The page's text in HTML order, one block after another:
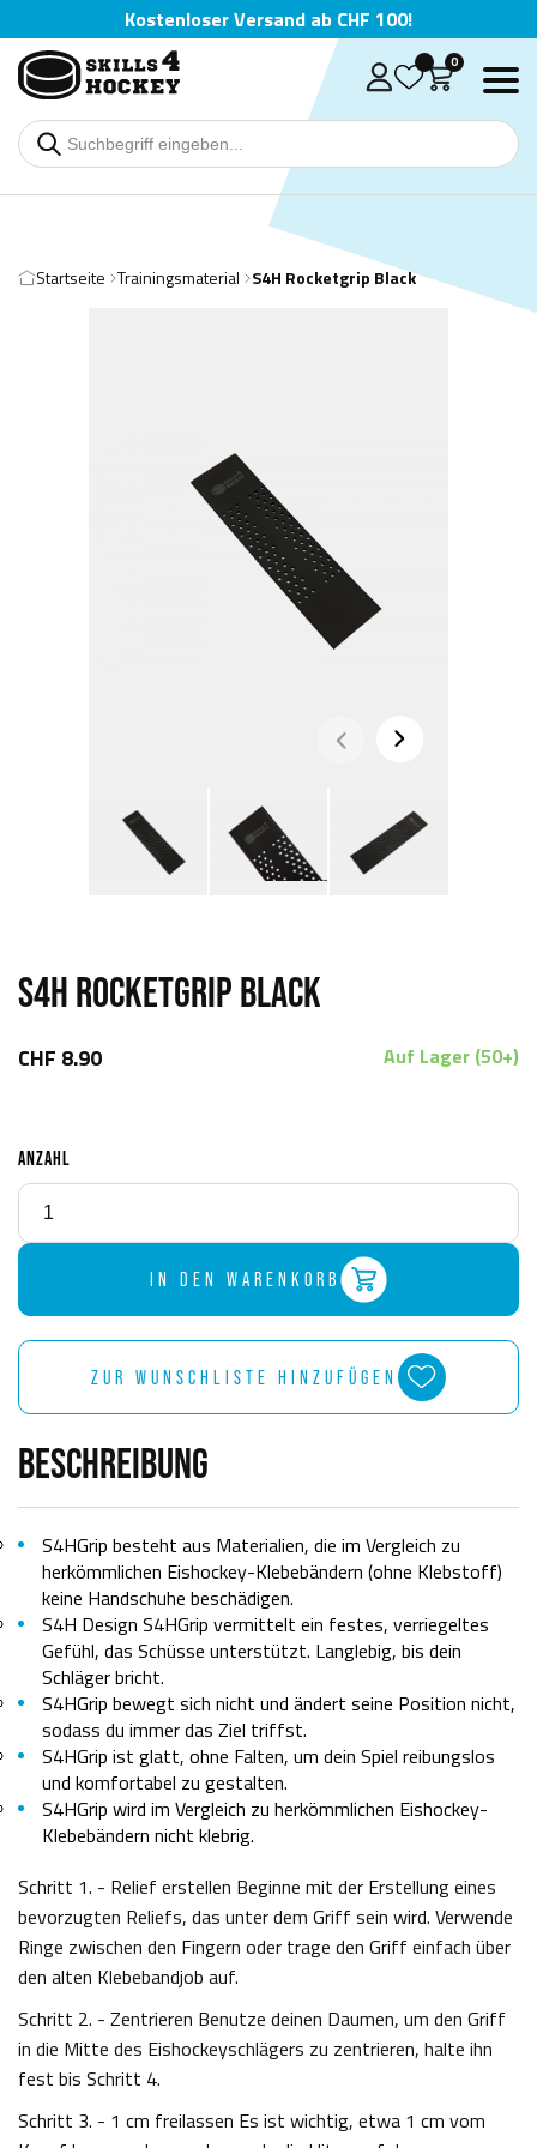
Kostenloser Versand ab CHF 100!
English
Čeština
0
Startseite Trainingsmaterial S4H Rocketgrip Black
S4H ROCKETGRIP BLACK
CHF 8.90 Auf Lager (50+)
ANZAHL
IN DEN WARENKORB
ZUR WUNSCHLISTE HINZUFÜGEN
BESCHREIBUNG
S4HGrip besteht aus Materialien, die im Vergleich zu
herkömmlichen Eishockey-Klebebändern (ohne Klebstoff)
keine Handschuhe beschädigen.
S4H Design S4HGrip vermittelt ein festes, verriegeltes
Gefühl, das Schüsse unterstützt. Langlebig, bis dein
Schläger bricht.
S4HGrip bewegt sich nicht und ändert seine Position nicht,
sodass du immer das Ziel triffst.
S4HGrip ist glatt, ohne Falten, um dein Spiel reibungslos
und komfortabel zu gestalten.
S4HGrip wird im Vergleich zu herkömmlichen Eishockey-
Klebebändern nicht klebrig.
Schritt 1. - Relief erstellen Beginne mit der Erstellung eines
bevorzugten Reliefs, das unter dem Griff sein wird. Verwende
Ringe zwischen den Fingern oder trage den Griff einfach über
den alten Klebebandjob auf.
Schritt 2. - Zentrieren Benutze deinen Daumen, um den Griff
in die Mitte des Eishockeyschlägers zu zentrieren, halte ihn
fest bis Schritt 4.
Schritt 3. - 1 cm freilassen Es ist wichtig, etwa 1 cm vom